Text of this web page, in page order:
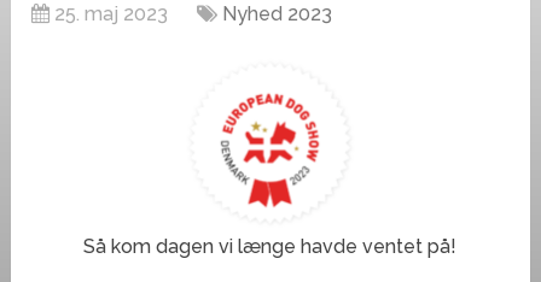
25. maj 2023 Nyhed 2023
Så kom dagen vi længe havde ventet på!